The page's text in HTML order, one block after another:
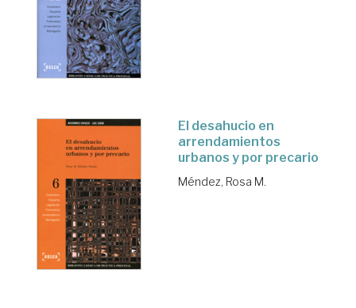
El desahucio en
arrendamientos
urbanos y por precario
Méndez, Rosa M.